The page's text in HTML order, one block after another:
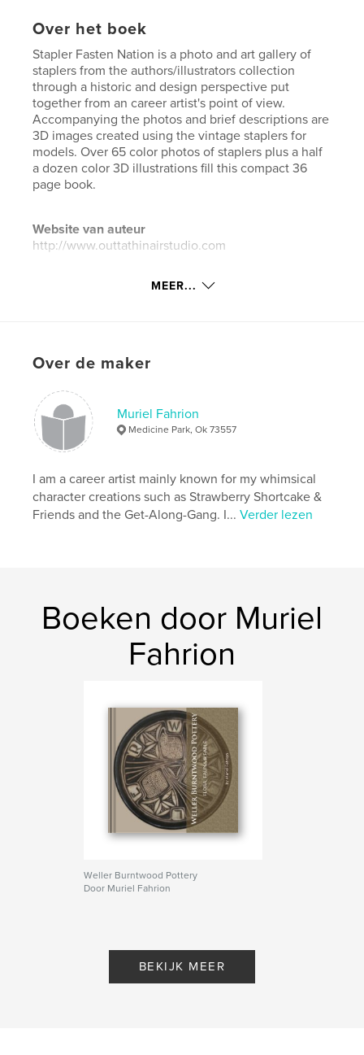
Over het boek
Stapler Fasten Nation is a photo and art gallery of
staplers from the authors/illustrators collection
through a historic and design perspective put
together from an career artist's point of view.
Accompanying the photos and brief descriptions are
3D images created using the vintage staplers for
models. Over 65 color photos of staplers plus a half
a dozen color 3D illustrations fill this compact 36
page book.
Website van auteur
http://www.outtathinairstudio.com
kenmerken / functionaliteiten &
Aanvullende categorieën
Projectoptie:
Aantal pagina's:
ISBN
Paperback: 9781006204913
TaalEnglish
Trefwoorden
MEER...
Over de maker
Muriel Fahrion
Medicine Park, Ok 73557
I am a career artist mainly known for my whimsical
character creations such as Strawberry Shortcake &
Friends and the Get-Along-Gang. I...Verder lezen
Boeken door Muriel
Fahrion
Weller Burntwood Pottery
Door Muriel Fahrion
BEKIJK MEER